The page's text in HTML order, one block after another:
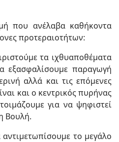
που ανέλαβα καθήκοντα
προτεραιοτήτων:
τα ιχθυαποθέματα
εξασφαλίσουμε παραγωγή
αλλά και τις επόμενες
και ο κεντρικός πυρήνας
για να ψηφιστεί
Βουλή.
το μεγάλο